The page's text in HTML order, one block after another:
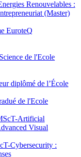
Renouvelables :
(Master)
EuroteQ
de l'Ecole
diplômé de l’École
de l'Ecole
Artificial
Visual
Cybersecurity :